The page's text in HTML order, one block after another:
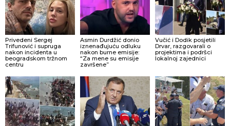
Privedeni Sergej
Trifunović i supruga
nakon incidenta u
beogradskom tržnom
centru
Asmin Durdžić donio
iznenađujuću odluku
nakon burne emisije:
“Za mene su emisije
završene”
Vučić i Dodik posjetili
Drvar, razgovarali o
projektima i podršci
lokalnoj zajednici